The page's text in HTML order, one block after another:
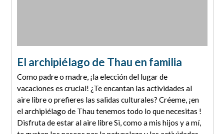
El archipiélago de Thau en familia
Como padre o madre, ¡la elección del lugar de
vacaciones es crucial! ¿Te encantan las actividades al
aire libre o prefieres las salidas culturales? Créeme, ¡en
el archipiélago de Thau tenemos todo lo que necesitas !
Disfruta de estar al aire libre Si, como a mis hijos y a mí,